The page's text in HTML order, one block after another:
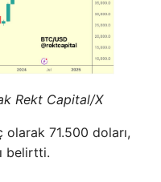
Rekt Capital/X
71.500 doları,
belirtti.